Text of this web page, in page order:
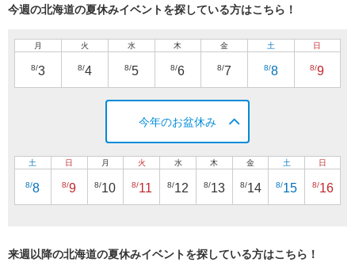
今週の北海道の夏休みイベントを探している方はこちら！
月
8/3
火
8/4
水
8/5
木
8/6
金
8/7
土
8/8
日
8/9
今年のお盆休み
土
8/8
日
8/9
月
8/10
火
8/11
水
8/12
木
8/13
金
8/14
土
8/15
日
8/16
来週以降の北海道の夏休みイベントを探している方はこちら！